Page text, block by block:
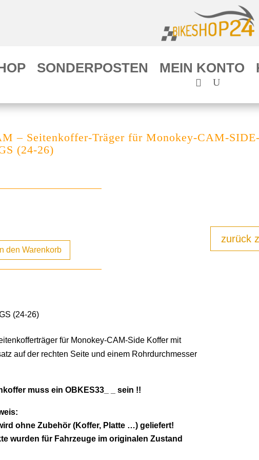
SONDERPOSTEN MEIN KONTO
– Seitenkoffer-Träger für Monokey-CAM-
(24-26)
In den Warenkorb
(24-26)
für Monokey-CAM-Side Koffer mit
auf der rechten Seite und einem Rohrdurchmesser
muss ein OBKES33_ _ sein !!
ohne Zubehör (Koffer, Platte …) geliefert!
wurden für Fahrzeuge im originalen Zustand
zurück